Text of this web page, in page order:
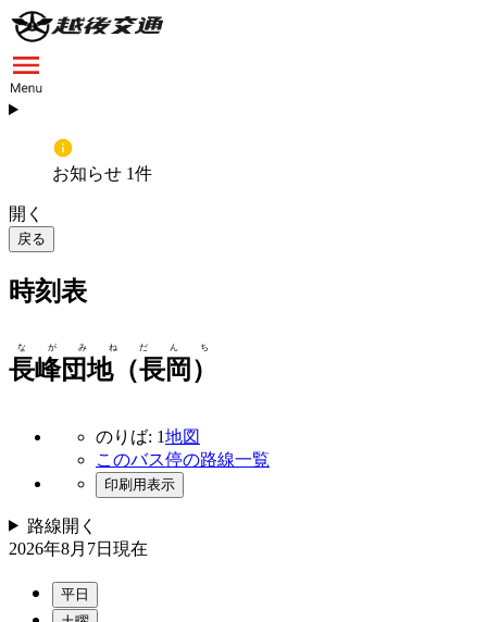
お知らせ 1件
開く
戻る
時刻表
長峰団地（長岡）
ながみねだんち
のりば: 1地図
このバス停の路線一覧
印刷用表示
路線開く
2026年8月7日 現在
平日